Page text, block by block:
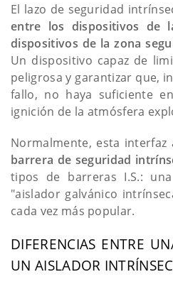
El lazo de seguridad
entre los dispositivos de
dispositivos de la zona
Un dispositivo capaz de
peligrosa y garantizar que,
fallo, no haya suficiente
ignición de la atmósfera
Normalmente, esta
barrera de seguridad
tipos de barreras I.S.:
"aislador galvánico
cada vez más popular.
DIFERENCIAS ENTRE
UN AISLADOR